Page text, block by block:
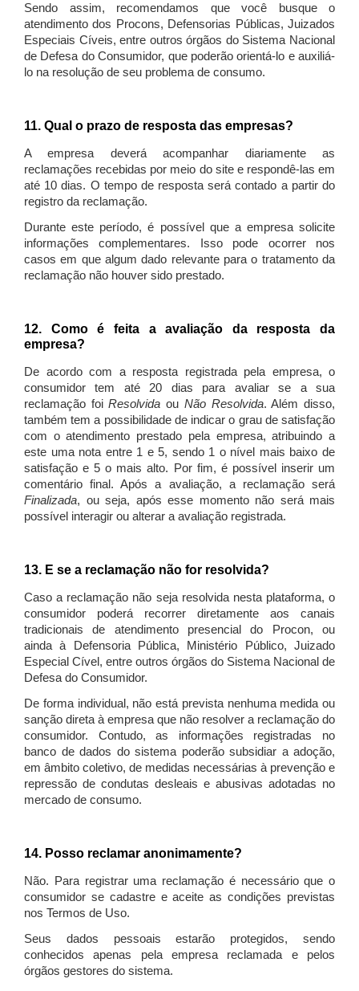
Sendo assim, recomendamos que você busque o
atendimento dos Procons, Defensorias Públicas, Juizados
Especiais Cíveis, entre outros órgãos do Sistema Nacional
de Defesa do Consumidor, que poderão orientá-lo e auxiliá-
lo na resolução de seu problema de consumo.
11. Qual o prazo de resposta das empresas?
A empresa deverá acompanhar diariamente as
reclamações recebidas por meio do site e respondê-las em
até 10 dias. O tempo de resposta será contado a partir do
registro da reclamação.
Durante este período, é possível que a empresa solicite
informações complementares. Isso pode ocorrer nos
casos em que algum dado relevante para o tratamento da
reclamação não houver sido prestado.
12. Como é feita a avaliação da resposta da
empresa?
De acordo com a resposta registrada pela empresa, o
consumidor tem até 20 dias para avaliar se a sua
reclamação foiResolvida ou Não Resolvida. Além disso,
também tem a possibilidade de indicar o grau de satisfação
com o atendimento prestado pela empresa, atribuindo a
este uma nota entre 1 e 5, sendo 1 o nível mais baixo de
satisfação e 5 o mais alto. Por fim, é possível inserir um
comentário final. Após a avaliação, a reclamação será
Finalizada, ou seja, após esse momento não será mais
possível interagir ou alterar a avaliação registrada.
13. E se a reclamação não for resolvida?
Caso a reclamação não seja resolvida nesta plataforma, o
consumidor poderá recorrer diretamente aos canais
tradicionais de atendimento presencial do Procon, ou
ainda à Defensoria Pública, Ministério Público, Juizado
Especial Cível, entre outros órgãos do Sistema Nacional de
Defesa do Consumidor.
De forma individual, não está prevista nenhuma medida ou
sanção direta à empresa que não resolver a reclamação do
consumidor. Contudo, as informações registradas no
banco de dados do sistema poderão subsidiar a adoção,
em âmbito coletivo, de medidas necessárias à prevenção e
repressão de condutas desleais e abusivas adotadas no
mercado de consumo.
14. Posso reclamar anonimamente?
Não. Para registrar uma reclamação é necessário que o
consumidor se cadastre e aceite as condições previstas
nos Termos de Uso.
Seus dados pessoais estarão protegidos, sendo
conhecidos apenas pela empresa reclamada e pelos
órgãos gestores do sistema.